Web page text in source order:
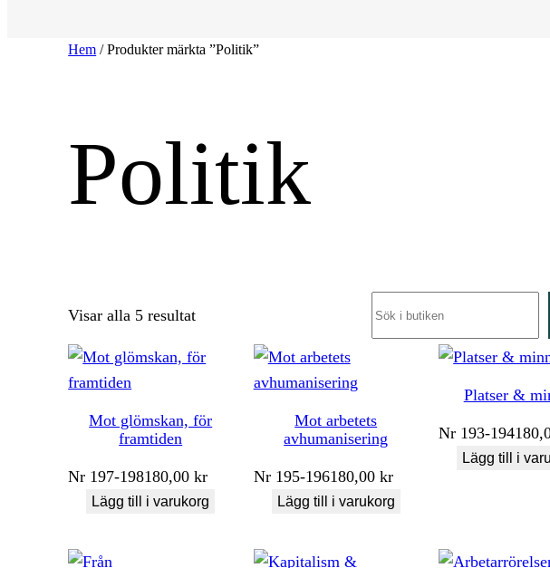
Hem / Produkter märkta ”Politik”
Politik
Visar alla 5 resultatSortera
senaste
Mot glömskan, för
framtiden
Nr 197-198180,00kr
Lägg till i varukorg
Mot arbetets
avhumanisering
Nr 195-196180,00 kr
Lägg till i varukorg
Platser &
Nr 193-194
Lägg till i